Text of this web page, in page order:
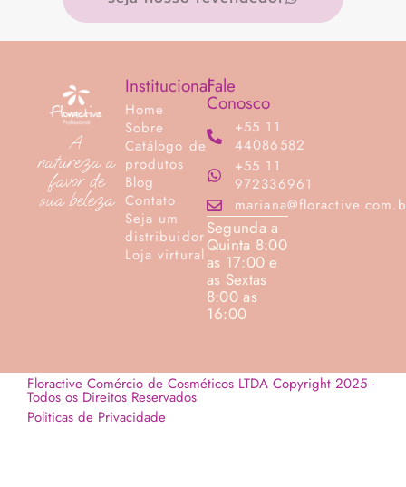
A
natureza a
favor de
sua beleza
Institucional
Home
Sobre
Catálogo de
produtos
Blog
Contato
Seja um
distribuidor
Loja virtural
Fale
Conosco
+55 11
44086582
+55 11
972336961
Segunda a
Quinta 8:00
as 17:00 e
as Sextas
8:00 as
16:00
Floractive Comércio de Cosméticos LTDA Copyright 2025 -
Todos os Direitos Reservados
Politicas de Privacidade